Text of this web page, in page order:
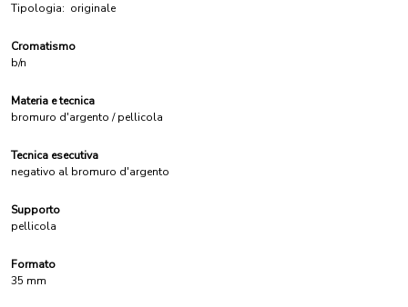
Tipologia: originale
Cromatismo
b/n
Materia e tecnica
bromuro d'argento / pellicola
Tecnica esecutiva
negativo al bromuro d'argento
Supporto
pellicola
Formato
35 mm